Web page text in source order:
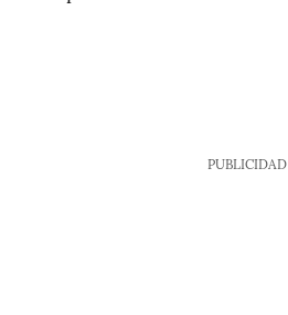
PUBLICIDAD